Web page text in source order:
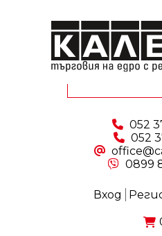
052
052
0899
Вход